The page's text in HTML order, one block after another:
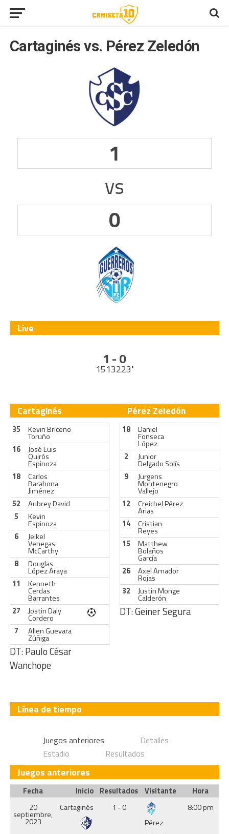
Cartaginés vs. Pérez Zeledón
1
vs
0
Live
1 - 0
1513223'
Cartaginés
35 Kevin Briceño
Toruño
16
José Luis
Quirós
Espinoza
18
Carlos
Barahona
Jiménez
52
Aubrey David
5
Kevin
Espinoza
6
Jeikel
Venegas
McCarthy
8
Douglas
López Araya
11
Kenneth
Cerdas
Barrantes
27
Jostin Daly
Cordero
7
Allen Guevara
Zúñiga
DT:Paulo César
Wanchope
Pérez Zeledón
18 Daniel
Fonseca
López
2
Junior
Delgado Solís
9
Jurgens
Montenegro
Vallejo
12
Creichel Pérez
Arias
14
Cristian
Reyes
15
Matthew
Bolaños
García
26
Axel Amador
Rojas
32
Justin Monge
Calderón
DT:Geiner Segura
Línea de tiempo
Juegos anteriores
Detalles
Estadio
Resultados
Juegos anteriores
Fecha Inicio Resultados Visitante
Hora
20
septiembre,
2023
Cartaginés
1 - 0
Pérez
8:00 pm